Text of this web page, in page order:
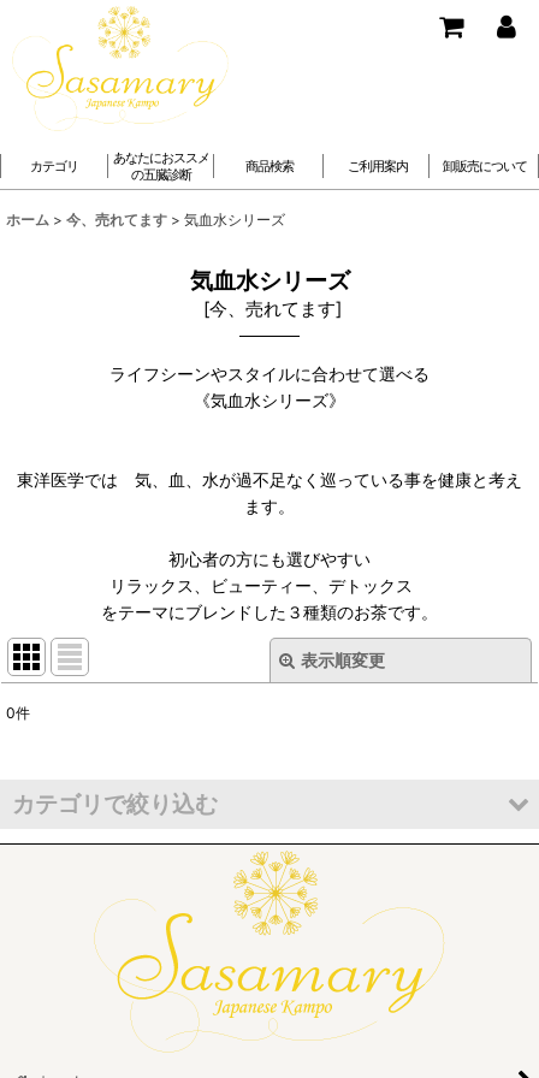
カテゴリ
あなたにおススメ
の五臓診断
商品検索 ご利用案内 卸販売について
ホーム > 今、売れてます > 気血水シリーズ
気血水シリーズ
[今、売れてます]
ライフシーンやスタイルに合わせて選べる
《気血水シリーズ》
東洋医学では 気、血、水が過不足なく巡っている事を健康と考え
ます。
初心者の方にも選びやすい
リラックス、ビューティー、デトックス
をテーマにブレンドした３種類のお茶です。
表示順変更
サブカテゴリ
表示数:
絞り込む
0件
カテゴリで絞り込む
【和】Relax